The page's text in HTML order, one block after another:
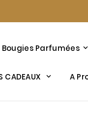
Bougies Parfumées
CADEAUX A